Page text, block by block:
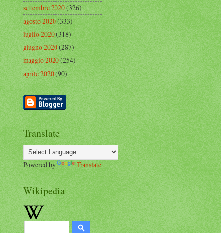
settembre 2020(326)
agosto 2020(333)
luglio 2020(318)
giugno 2020(287)
maggio 2020(254)
aprile 2020(90)
Translate
Powered by Translate
Wikipedia